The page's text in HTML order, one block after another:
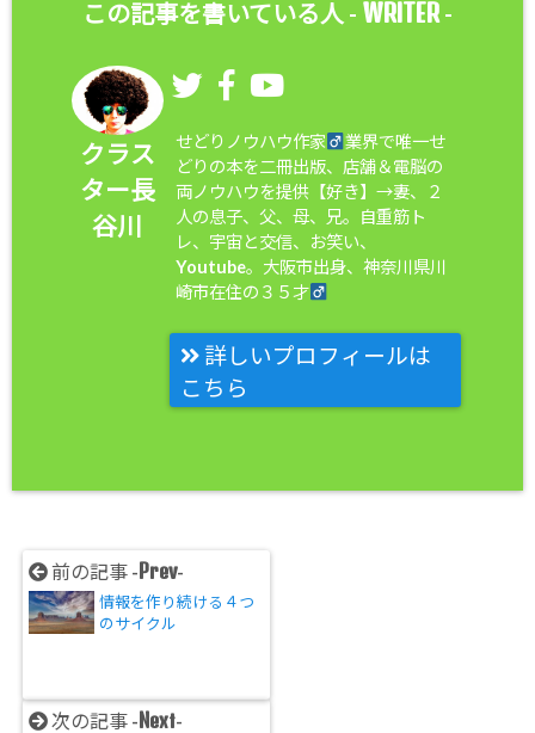
この記事を書いている人 - WRITER-
クラス
ター長
谷川
せどりノウハウ作家
業界で唯一せ
どりの本を二冊出版、店舗＆電脳の
両ノウハウを提供【好き】→妻、２
人の息子、父、母、兄。自重筋ト
レ、宇宙と交信、お笑い、
Youtube。大阪市出身、神奈川県川
崎市在住の３５才
詳しいプロフィールは
こちら
前の記事 -Prev-
情報を作り続ける４つ
のサイクル
次の記事 -Next-